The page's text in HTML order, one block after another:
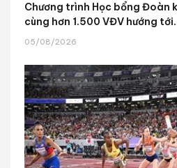
Chương trình Học bổng Đoàn
cùng hơn 1.500 VĐV hướng
05/08/2026